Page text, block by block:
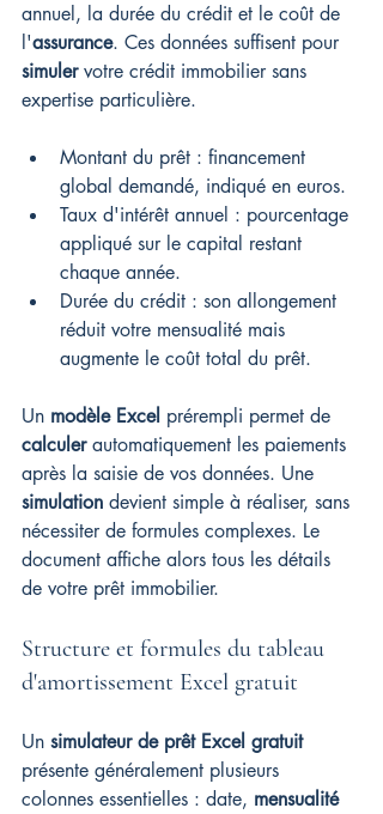
annuel, la durée du crédit et le coût de
l'assurance. Ces données suffisent pour
simuler votre crédit immobilier sans
expertise particulière.
Montant du prêt : financement
global demandé, indiqué en euros.
Taux d'intérêt annuel : pourcentage
appliqué sur le capital restant
chaque année.
Durée du crédit : son allongement
réduit votre mensualité mais
augmente le coût total du prêt.
Un modèle Excel prérempli permet de
calculer automatiquement les paiements
après la saisie de vos données. Une
simulation devient simple à réaliser, sans
nécessiter de formules complexes. Le
document affiche alors tous les détails
de votre prêt immobilier.
Structure et formules du tableau
d'amortissement Excel gratuit
Un simulateur de prêt Excel gratuit
présente généralement plusieurs
colonnes essentielles : date, mensualité